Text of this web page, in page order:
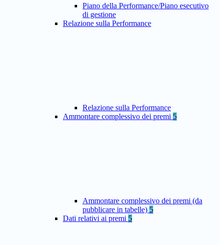
Piano della Performance/Piano esecutivo
di gestione
Relazione sulla Performance
Relazione sulla Performance
Ammontare complessivo dei premi 5
Ammontare complessivo dei premi (da
pubblicare in tabelle) 5
Dati relativi ai premi 5